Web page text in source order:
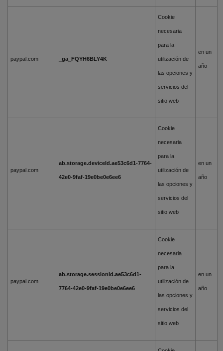
paypal.com _ga_FQYH6BLY4K
Cookie
necesaria
para la
utilización de
las opciones y
servicios del
sitio web
en un
año
paypal.com
ab.storage.deviceId.ae53c6d1-7764-
42e0-9faf-19e0be0e6ee6
Cookie
necesaria
para la
utilización de
las opciones y
servicios del
sitio web
en un
año
paypal.com
ab.storage.sessionId.ae53c6d1-
7764-42e0-9faf-19e0be0e6ee6
Cookie
necesaria
para la
utilización de
las opciones y
servicios del
sitio web
en un
año